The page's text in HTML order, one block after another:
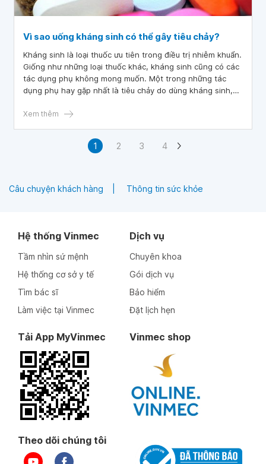
Vì sao uống kháng sinh có thể gây tiêu chảy?
Kháng sinh là loại thuốc ưu tiên trong điều trị nhiễm khuẩn.
Giống như những loại thuốc khác, kháng sinh cũng có các
tác dụng phụ không mong muốn. Một trong những tác
dụng phụ hay gặp nhất là tiêu chảy do dùng kháng sinh,
điều trị.
Xem thêm
1 2 3 4
Câu chuyện khách hàng Thông tin sức khỏe
Hệ thống Vinmec
Tầm nhìn sứ mệnh
Hệ thống cơ sở y tế
Tìm bác sĩ
Làm việc tại Vinmec
Dịch vụ
Chuyên khoa
Gói dịch vụ
Bảo hiểm
Đặt lịch hẹn
Tải App MyVinmec Vinmec shop
Theo dõi chúng tôi